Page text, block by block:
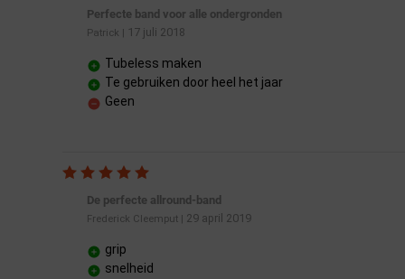
Perfecte band voor alle ondergronden
Patrick | 17 juli 2018
Tubeless maken
Te gebruiken door heel het jaar
Geen
De perfecte allround-band
Frederick Cleemput| 29 april 2019
grip
snelheid